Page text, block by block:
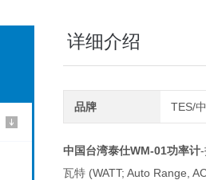
详细介绍
品牌 TES/
中国台湾泰仕WM-01功率计-
瓦特 (WATT; Auto Range,